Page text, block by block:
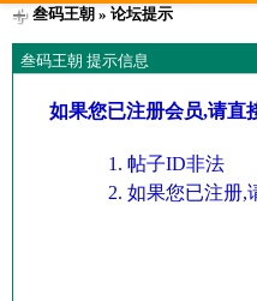
叁码王朝 » 论坛提示
叁码王朝 提示信息
如果您已注册会员,请直
帖子ID非法
如果您已注册,